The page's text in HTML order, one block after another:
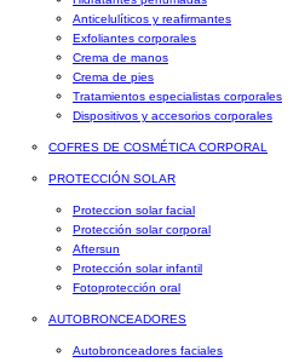
Anticelulíticos y reafirmantes
Exfoliantes corporales
Crema de manos
Crema de pies
Tratamientos especialistas corporales
Dispositivos y accesorios corporales
COFRES DE COSMÉTICA CORPORAL
PROTECCIÓN SOLAR
Proteccion solar facial
Protección solar corporal
Aftersun
Protección solar infantil
Fotoprotección oral
AUTOBRONCEADORES
Autobronceadores faciales